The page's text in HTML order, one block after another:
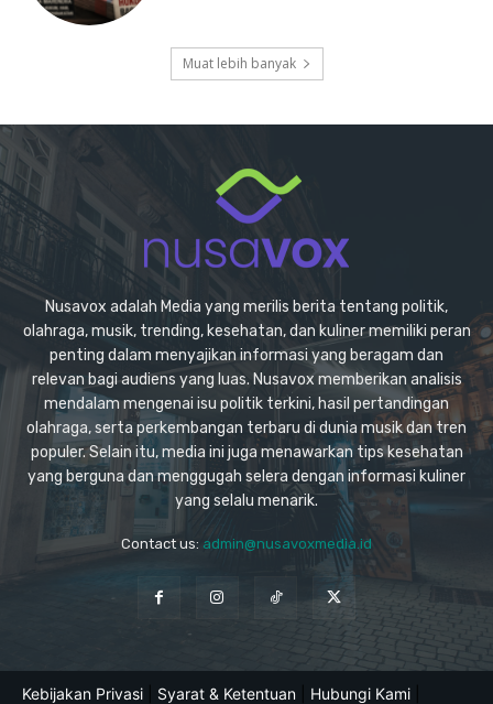
Muat lebih banyak
Nusavox adalah Media yang merilis berita tentang politik,
olahraga, musik, trending, kesehatan, dan kuliner memiliki peran
penting dalam menyajikan informasi yang beragam dan
relevan bagi audiens yang luas. Nusavox memberikan analisis
mendalam mengenai isu politik terkini, hasil pertandingan
olahraga, serta perkembangan terbaru di dunia musik dan tren
populer. Selain itu, media ini juga menawarkan tips kesehatan
yang berguna dan menggugah selera dengan informasi kuliner
yang selalu menarik.
Contact us: admin@nusavoxmedia.id
Kebijakan Privasi Syarat & Ketentuan Hubungi Kami